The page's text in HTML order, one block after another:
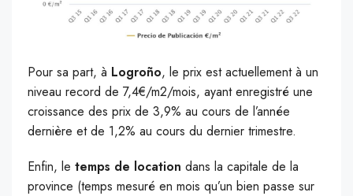
Pour sa part, à Logroño, le prix est actuellement à un
niveau record de 7,4€/m2/mois, ayant enregistré une
croissance des prix de 3,9% au cours de l’année
dernière et de 1,2% au cours du dernier trimestre.
Enfin, le temps de location dans la capitale de la
province (temps mesuré en mois qu’un bien passe sur